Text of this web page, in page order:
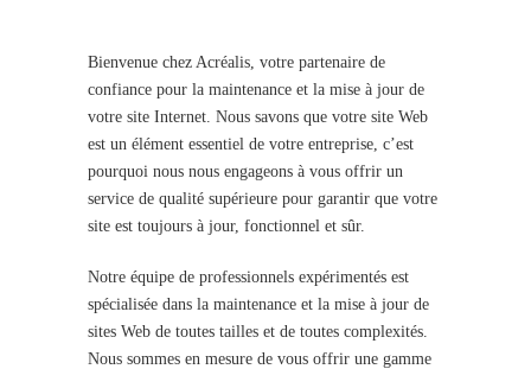
Bienvenue chez Acréalis, votre partenaire de
confiance pour la maintenance et la mise à jour de
votre site Internet. Nous savons que votre site Web
est un élément essentiel de votre entreprise, c’est
pourquoi nous nous engageons à vous offrir un
service de qualité supérieure pour garantir que votre
site est toujours à jour, fonctionnel et sûr.
Notre équipe de professionnels expérimentés est
spécialisée dans la maintenance et la mise à jour de
sites Web de toutes tailles et de toutes complexités.
Nous sommes en mesure de vous offrir une gamme